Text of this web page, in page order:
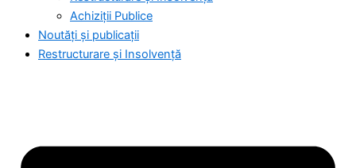
Achiziții Publice
Noutăți și publicații
Restructurare și Insolvență